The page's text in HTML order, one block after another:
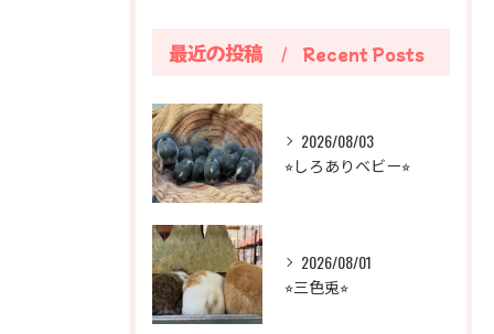
最近の投稿 Recent Posts
2026/08/03
⭐︎しろありベビー⭐︎
2026/08/01
⭐︎三色兎⭐︎